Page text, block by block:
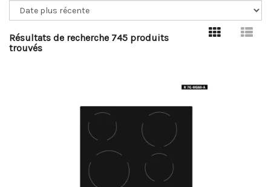
Résultats de recherche 745 produits
trouvés